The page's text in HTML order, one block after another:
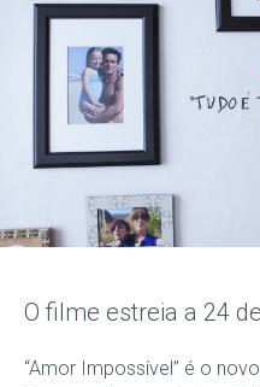
O filme estreia a 24
“Amor Impossível” é o